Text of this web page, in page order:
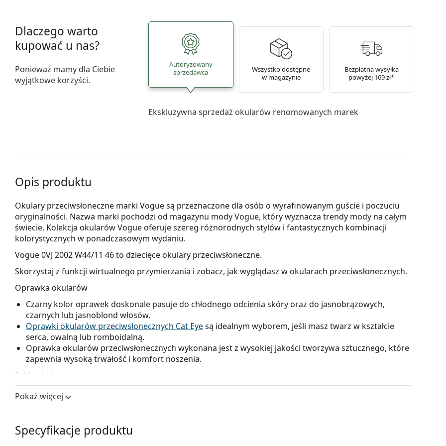
Dlaczego warto
kupować u nas?
Ponieważ mamy dla Ciebie
wyjątkowe korzyści.
Autoryzowany
sprzedawca
Wszystko dostępne
w magazynie
Bezpłatna wysyłka
powyżej 169 zł*
Ekskluzywna sprzedaż okularów renomowanych marek
Opis produktu
Okulary przeciwsłoneczne marki Vogue są przeznaczone dla osób o wyrafinowanym guście i poczuciu
oryginalności. Nazwa marki pochodzi od magazynu mody Vogue, który wyznacza trendy mody na całym
świecie. Kolekcja okularów Vogue oferuje szereg różnorodnych stylów i fantastycznych kombinacji
kolorystycznych w ponadczasowym wydaniu.
Vogue 0VJ 2002 W44/11 46to dziecięce okulary przeciwsłoneczne.
Skorzystaj z funkcji wirtualnego przymierzania i zobacz, jak wyglądasz w okularach przeciwsłonecznych.
Oprawka okularów
Czarny kolor oprawek doskonale pasuje do chłodnego odcienia skóry oraz do jasnobrązowych,
czarnych lub jasnoblond włosów.
Oprawki okularów przeciwsłonecznych Cat Eyesą idealnym wyborem, jeśli masz twarz w kształcie
serca, owalną lub romboidalną.
Oprawka okularów przeciwsłonecznych wykonana jest z wysokiej jakości tworzywa sztucznego, które
zapewnia wysoką trwałość i komfort noszenia.
Szkła okularowe
Szare soczewki okularów zmniejszają intensywność światła i są doskonałe dla oczu, ponieważ nie
wpływają na kontrast ani nie zniekształcają kolorów.
jaśniejsze w dół. Najciemniejszy odcień w górnej części pozwala na filtrowanie ostrego światła
słonecznego, a jaśniejszy odcień w dolnej części zapewnia wystarczającą widoczność. Ta modyfikacja
Pokaż więcej
Specyfikacje produktu